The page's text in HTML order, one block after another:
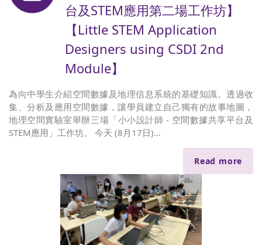
台及STEM應用第二場工作坊】
【Little STEM Application
Designers using CSDI 2nd
Module】
為向中學生介紹空間數據及地理信息系統的基礎知識。透過收
集、分析及應用空間數據，讓學員建立自己獨有的故事地圖，
地理空間實驗室舉辦三場「小小設計師 - 空間數據共享平台及
STEM應用」工作坊。 今天 (8月17日)...
Read more